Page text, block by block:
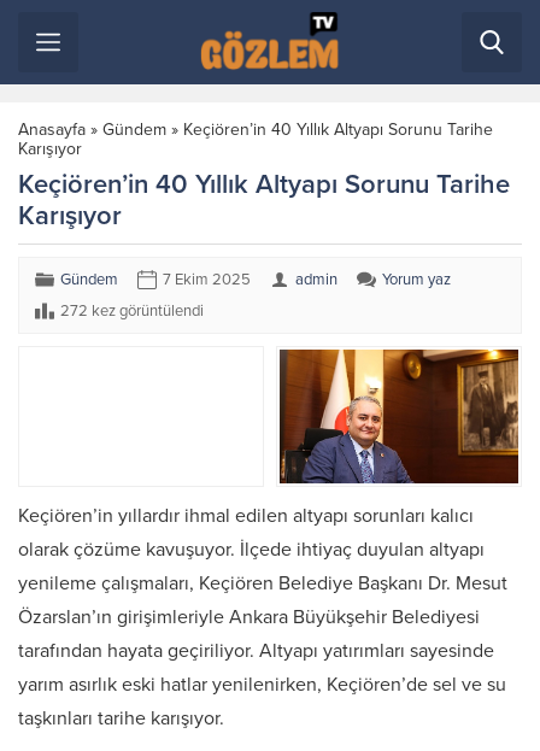
Anasayfa » Gündem » Keçiören’in 40 Yıllık Altyapı Sorunu Tarihe
Karışıyor
Keçiören’in 40 Yıllık Altyapı Sorunu Tarihe
Karışıyor
Gündem 7 Ekim 2025 admin
Yorum yaz
272 kez görüntülendi
Keçiören’in yıllardır ihmal edilen altyapı sorunları kalıcı
olarak çözüme kavuşuyor. İlçede ihtiyaç duyulan altyapı
yenileme çalışmaları, Keçiören Belediye Başkanı Dr. Mesut
Özarslan’ın girişimleriyle Ankara Büyükşehir Belediyesi
tarafından hayata geçiriliyor. Altyapı yatırımları sayesinde
yarım asırlık eski hatlar yenilenirken, Keçiören’de sel ve su
taşkınları tarihe karışıyor.